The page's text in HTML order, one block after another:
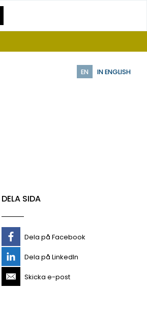
EN IN ENGLISH
DELA SIDA
Dela på Facebook
Dela på LinkedIn
Skicka e-post